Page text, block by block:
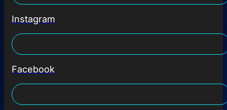
Instagram
Facebook